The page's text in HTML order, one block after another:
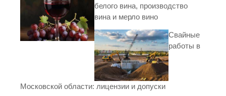
белого вина, производство
вина и мерло вино
Свайные
работы в
Московской области: лицензии и допуски